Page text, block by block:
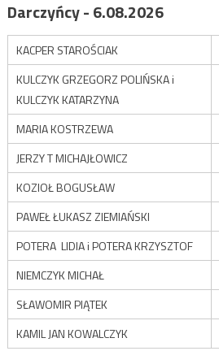
Darczyńcy - 6.08.2026
KACPER STAROŚCIAK
KULCZYK GRZEGORZ POLIŃSKA i
KULCZYK KATARZYNA
MARIA KOSTRZEWA
JERZY T MICHAJŁOWICZ
KOZIOŁ BOGUSŁAW
PAWEŁ ŁUKASZ ZIEMIAŃSKI
POTERA LIDIA i POTERA KRZYSZTOF
NIEMCZYK MICHAŁ
SŁAWOMIR PIĄTEK
KAMIL JAN KOWALCZYK